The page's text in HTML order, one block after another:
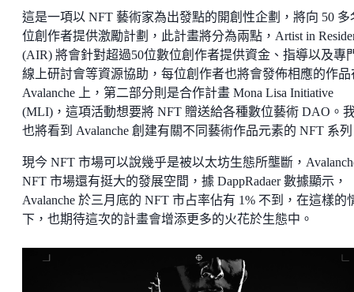
這是一項以 NFT 藝術家為出發點的開創性企劃，將向 50 多
位創作者提供激勵計劃，此計畫將分為兩點，Artist in
(AIR) 將會針對超過50位數位創作者提供資金、指導以及專
線上研討會等資源協助，每位創作者也將會發佈相應的作品
Avalanche 上，第二部分則是合作計畫 Mona Lisa Initiative
(MLI)，這項活動想要將 NFT 贈送給各種數位藝術 DAO。
也將看到 Avalanche 創建有關不同藝術作品元素的 NFT 系
現今 NFT 市場可以說幾乎是被以太坊生態所壟斷，
NFT 市場還有挺大的發展空間，據 DappRadaer 數據顯示，
Avalanche 於三月底的 NFT 市占率佔有 1% 不到，在這樣的
下，也期待這次的計畫會增添更多的火花於生態中。